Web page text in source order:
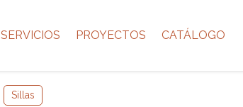
SERVICIOS PROYECTOS CATÁLOGO
Sillas